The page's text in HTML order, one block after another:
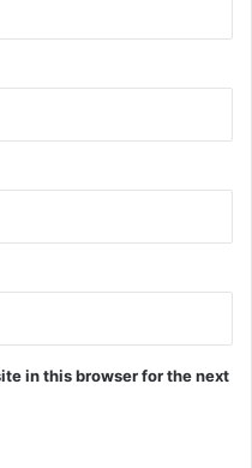
in this browser for the next